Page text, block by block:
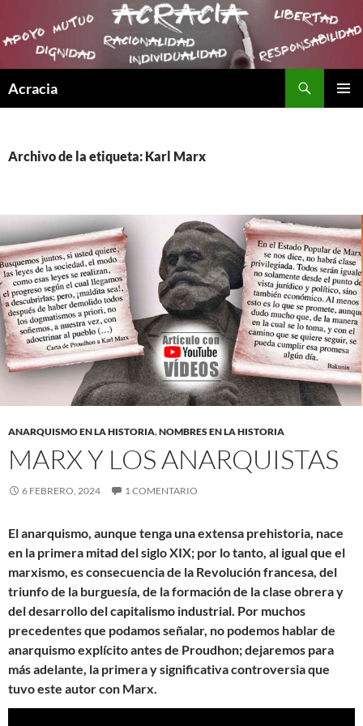
Acracia
Archivo de la etiqueta: Karl Marx
ANARQUISMO EN LA HISTORIA,NOMBRES EN LA HISTORIA
MARX Y LOS ANARQUISTAS
6 FEBRERO, 2024 1 COMENTARIO
El anarquismo, aunque tenga una extensa prehistoria, nace
en la primera mitad del siglo XIX; por lo tanto, al igual que el
marxismo, es consecuencia de la Revolución francesa, del
triunfo de la burguesía, de la formación de la clase obrera y
del desarrollo del capitalismo industrial. Por muchos
precedentes que podamos señalar, no podemos hablar de
anarquismo explícito antes de Proudhon; dejaremos para
más adelante, la primera y significativa controversia que
tuvo este autor con Marx.